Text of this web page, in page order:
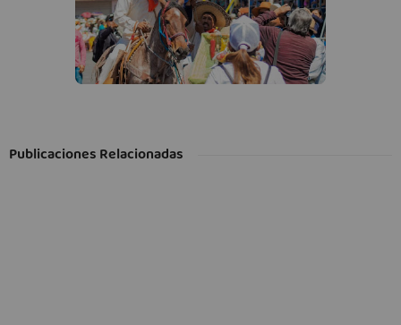
Publicaciones Relacionadas